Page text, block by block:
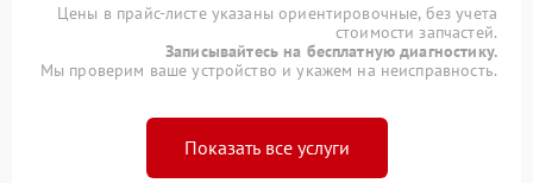
Цены в прайс-листе указаны ориентировочные, без учета
стоимости запчастей.
Записывайтесь на бесплатную диагностику.
Мы проверим ваше устройство и укажем на неисправность.
Показать все услуги